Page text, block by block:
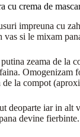
cu crema de
impreuna cu
si le mixam
zeama de la
Omogenizam
de la compot
deoparte iar in alt
devine fierbinte.